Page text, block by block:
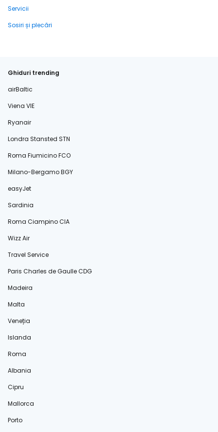
Servicii
Sosiri și plecări
Ghiduri trending
airBaltic
Viena VIE
Ryanair
Londra Stansted STN
Roma Fiumicino FCO
Milano-Bergamo BGY
easyJet
Sardinia
Roma Ciampino CIA
Wizz Air
Travel Service
Paris Charles de Gaulle CDG
Madeira
Malta
Veneția
Islanda
Roma
Albania
Cipru
Mallorca
Porto